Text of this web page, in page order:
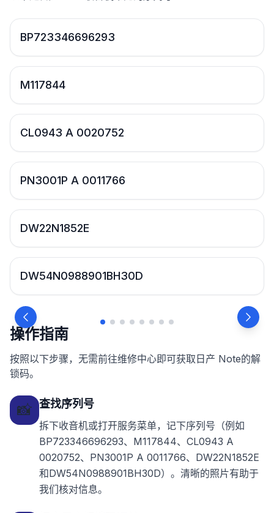
BP723346696293
M117844
CL0943 A 0020752
PN3001P A 0011766
DW22N1852E
DW54N0988901BH30D
操作指南
按照以下步骤，无需前往维修中心即可获取日产 Note的解
锁码。
📸 查找序列号
拆下收音机或打开服务菜单，记下序列号（例如
BP723346696293、M117844、CL0943 A
0020752、PN3001P A 0011766、DW22N1852E
和DW54N0988901BH30D）。清晰的照片有助于
我们核对信息。